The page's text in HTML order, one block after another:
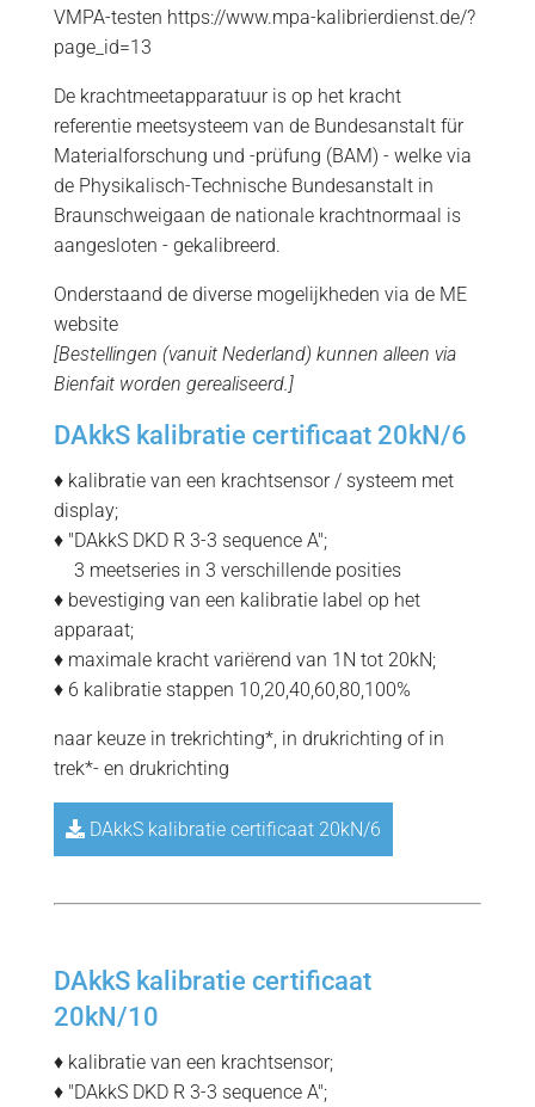
VMPA-testen https://www.mpa-kalibrierdienst.de/?
page_id=13
De krachtmeetapparatuur is op het kracht
referentie meetsysteem van de Bundesanstalt für
Materialforschung und -prüfung (BAM) - welke via
de Physikalisch-Technische Bundesanstalt in
Braunschweigaan de nationale krachtnormaal is
aangesloten - gekalibreerd.
Onderstaand de diverse mogelijkheden via de ME
website
[Bestellingen (vanuit Nederland) kunnen alleen via
Bienfait worden gerealiseerd.]
DAkkS kalibratie certificaat 20kN/6
♦ kalibratie van een krachtsensor / systeem met
display;
♦ "DAkkS DKD R 3-3 sequence A";
3 meetseries in 3 verschillende posities
♦ bevestiging van een kalibratie label op het
apparaat;
♦ maximale kracht variërend van 1N tot 20kN;
♦ 6 kalibratie stappen 10,20,40,60,80,100%
naar keuze in trekrichting*, in drukrichting of in
trek*- en drukrichting
DAkkS kalibratie certificaat 20kN/6
DAkkS kalibratie certificaat
20kN/10
♦ kalibratie van een krachtsensor;
♦ "DAkkS DKD R 3-3 sequence A";